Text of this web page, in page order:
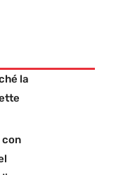
la
con